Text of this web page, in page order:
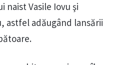
naist Vasile Iovu şi
astfel adăugând lansării